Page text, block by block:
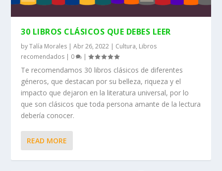
30 LIBROS CLÁSICOS QUE DEBES LEER
byTalía Morales |Abr 26, 2022 | Cultura, Libros
recomendados | 0 |
Te recomendamos 30 libros clásicos de diferentes
géneros, que destacan por su belleza, riqueza y el
impacto que dejaron en la literatura universal, por lo
que son clásicos que toda persona amante de la lectura
debería conocer.
READ MORE